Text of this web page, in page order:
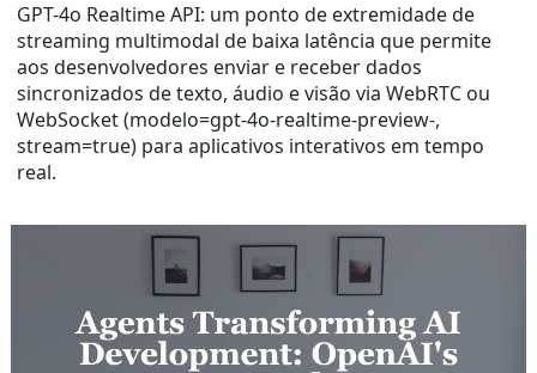
GPT-4o Realtime API: um ponto de extremidade de
streaming multimodal de baixa latência que permite
aos desenvolvedores enviar e receber dados
sincronizados de texto, áudio e visão via WebRTC ou
WebSocket (modelo=gpt-4o-realtime-preview-,
stream=true) para aplicativos interativos em tempo
real.